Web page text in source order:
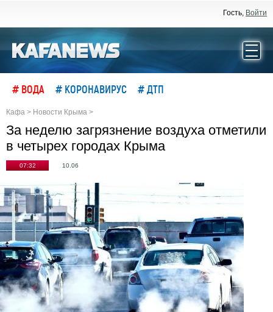
Гость, Войти
# ВОДА # КОРОНАВИРУС # ДТП
Кафа > Новости Крыма >
За неделю загрязнение воздуха отметили
в четырех городах Крыма
07:32 10.06